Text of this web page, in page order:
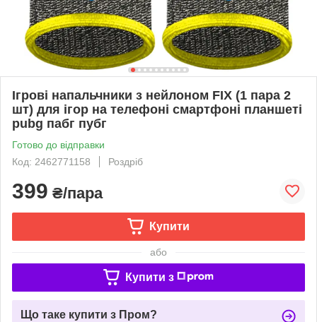
Ігрові напальчники з нейлоном FIX (1 пара 2
шт) для ігор на телефоні смартфоні планшеті
pubg пабг пубг
Готово до відправки
Код: 2462771158
Роздріб
399 ₴/пара
Купити
або
Купити з
Що таке купити з Пром?